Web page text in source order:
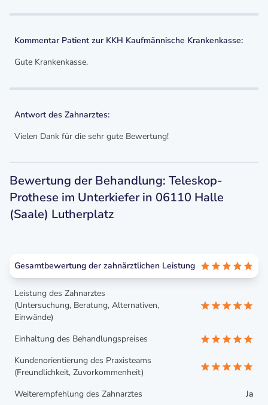
Kommentar Patient zur KKH Kaufmännische Krankenkasse:
Gute Krankenkasse.
Antwort des Zahnarztes:
Vielen Dank für die sehr gute Bewertung!
Bewertung der Behandlung: Teleskop-
Prothese im Unterkiefer in 06110 Halle
(Saale) Lutherplatz
Gesamtbewertung der zahnärztlichen Leistung
Leistung des Zahnarztes
(Untersuchung, Beratung, Alternativen,
Einwände)
Einhaltung des Behandlungspreises
Kundenorientierung des Praxisteams
(Freundlichkeit, Zuvorkommenheit)
Weiterempfehlung des Zahnarztes
Ja